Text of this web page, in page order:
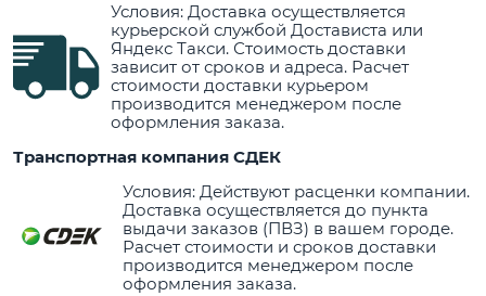
Условия: Доставка осуществляется
курьерской службой Достависта или
Яндекс Такси. Стоимость доставки
зависит от сроков и адреса. Расчет
стоимости доставки курьером
производится менеджером после
оформления заказа.
Транспортная компания СДЕК
Условия: Действуют расценки компании.
Доставка осуществляется до пункта
выдачи заказов (ПВЗ) в вашем городе.
Расчет стоимости и сроков доставки
производится менеджером после
оформления заказа.